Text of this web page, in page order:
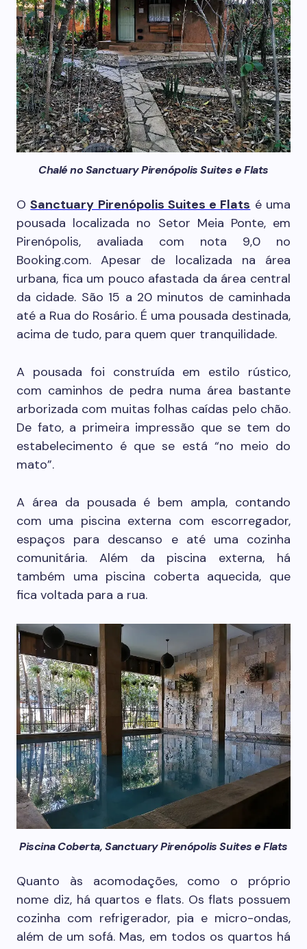
Chalé no Sanctuary Pirenópolis Suites e Flats
OSanctuary Pirenópolis Suites e Flats é uma
pousada localizada no Setor Meia Ponte, em
Pirenópolis, avaliada com nota 9,0 no
Booking.com. Apesar de localizada na área
urbana, fica um pouco afastada da área central
da cidade. São 15 a 20 minutos de caminhada
até a Rua do Rosário. É uma pousada destinada,
acima de tudo, para quem quer tranquilidade.
A pousada foi construída em estilo rústico,
com caminhos de pedra numa área bastante
arborizada com muitas folhas caídas pelo chão.
De fato, a primeira impressão que se tem do
estabelecimento é que se está “no meio do
mato”.
A área da pousada é bem ampla, contando
com uma piscina externa com escorregador,
espaços para descanso e até uma cozinha
comunitária. Além da piscina externa, há
também uma piscina coberta aquecida, que
fica voltada para a rua.
Piscina Coberta, Sanctuary Pirenópolis Suites e Flats
Quanto às acomodações, como o próprio
nome diz, há quartos e flats. Os flats possuem
cozinha com refrigerador, pia e micro-ondas,
além de um sofá. Mas, em todos os quartos há